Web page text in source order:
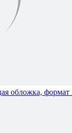
обложка,